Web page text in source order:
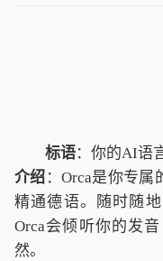
标语：你的AI语
介绍 ：Orca是你专
精通德语。随时随
Orca会倾听你的发
然。